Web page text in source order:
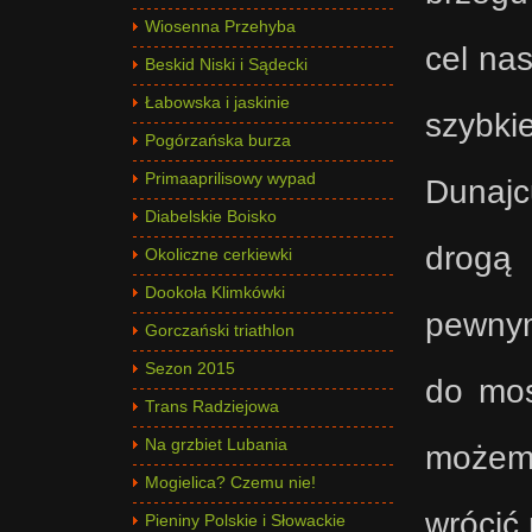
cel
drogą
do
wrócić
Wiosenna Przehyba
Beskid Niski i Sądecki
Łabowska i jaskinie
Pogórzańska burza
Primaaprilisowy wypad
Diabelskie Boisko
Okoliczne cerkiewki
Dookoła Klimkówki
Gorczański triathlon
Sezon 2015
Trans Radziejowa
Na grzbiet Lubania
Mogielica? Czemu nie!
Pieniny Polskie i Słowackie